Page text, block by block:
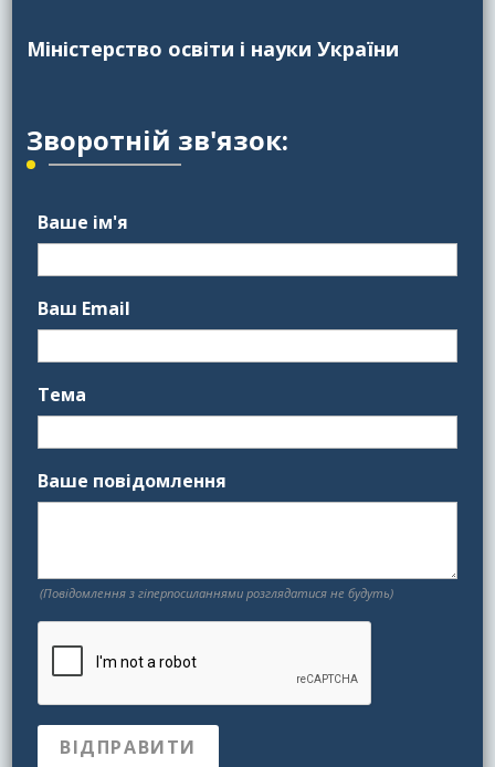
Міністерство освіти і науки України
Зворотній зв'язок:
Ваше ім'я
Ваш Email
Тема
Ваше повідомлення
(Повідомлення з гіперпосиланнями розглядатися не будуть)